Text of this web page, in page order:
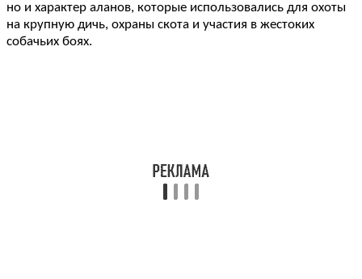
но и характер аланов, которые использовались для охоты
на крупную дичь, охраны скота и участия в жестоких
собачьих боях.